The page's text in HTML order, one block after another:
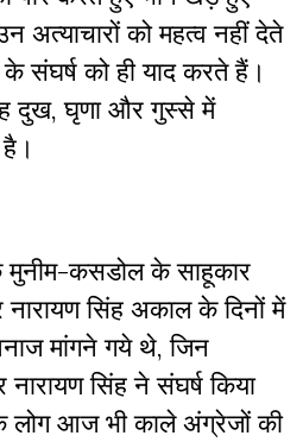
अत्याचारों को महत्व नहीं देते
संघर्ष को ही याद करते हैं।
दुख, घृणा और गुस्से में
मुनीम-कसडोल के साहूकार
नारायण सिंह अकाल के दिनों में
मांगने गये थे, जिन
सिंह ने संघर्ष किया
के लोग आज भी काले अंग्रेजों की